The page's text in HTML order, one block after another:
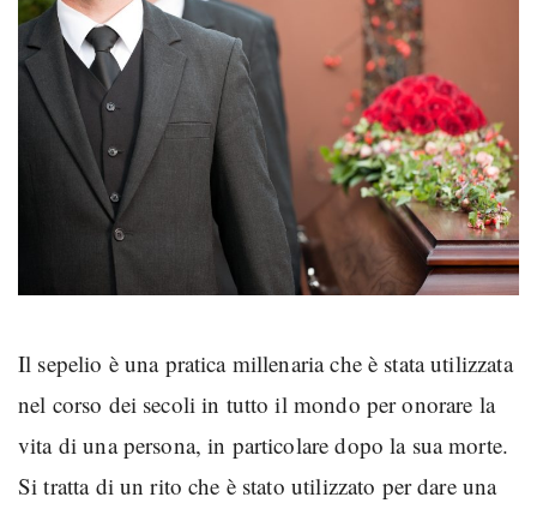
Il sepelio è una pratica millenaria che è stata utilizzata
nel corso dei secoli in tutto il mondo per onorare la
vita di una persona, in particolare dopo la sua morte.
Si tratta di un rito che è stato utilizzato per dare una